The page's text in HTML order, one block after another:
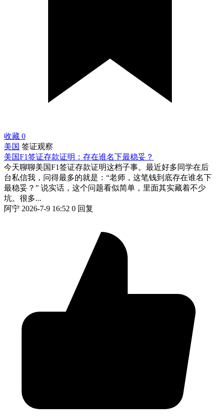
收藏 0
美国 签证观察
美国F1签证存款证明：存在谁名下最稳妥？
今天聊聊美国F1签证存款证明这档子事。最近好多同学在后
台私信我，问得最多的就是：“老师，这笔钱到底存在谁名下
最稳妥？” 说实话，这个问题看似简单，里面其实藏着不少
坑。很多...
阿宁 2026-7-9 16:52 0 回复